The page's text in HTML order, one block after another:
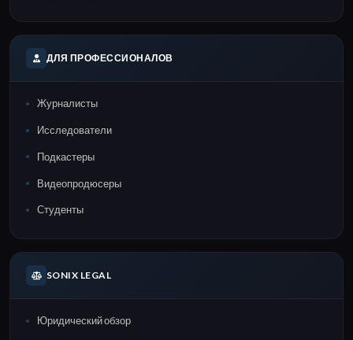
ДЛЯ ПРОФЕССИОНАЛОВ
Журналисты
Исследователи
Подкастеры
Видеопродюсеры
Студенты
SONIX LEGAL
Юридический обзор